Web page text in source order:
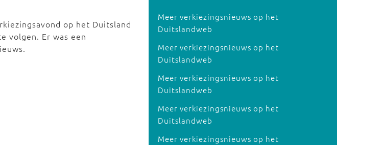
op het Duitsland
volgen. Er was een
Meer verkiezingsnieuws op het
Duitslandweb
Meer verkiezingsnieuws op het
Duitslandweb
Meer verkiezingsnieuws op het
Duitslandweb
Meer verkiezingsnieuws op het
Duitslandweb
Meer verkiezingsnieuws op het